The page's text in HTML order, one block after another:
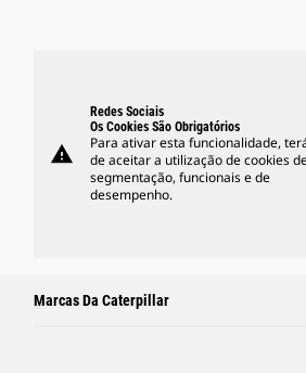
warning
Redes Sociais
Os Cookies São Obrigatórios
Para ativar esta funcionalidade,
de aceitar a utilização de cookies
segmentação, funcionais e de
desempenho.
Marcas Da Caterpillar